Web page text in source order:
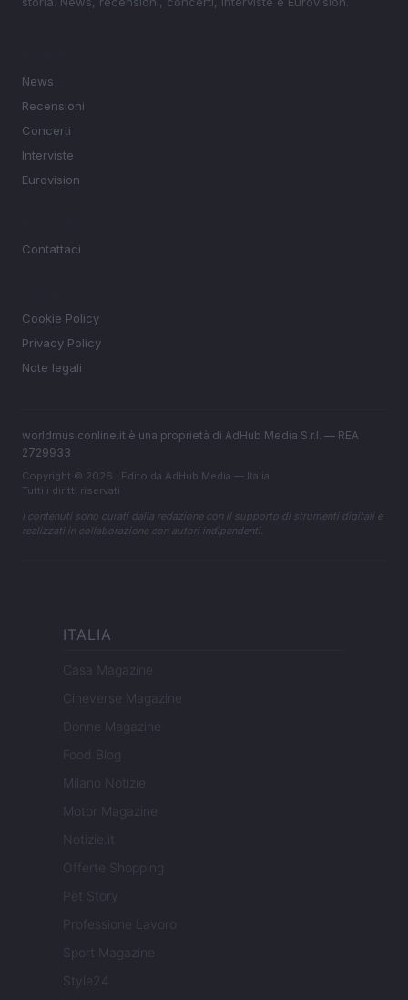
News
Recensioni
Concerti
Interviste
Eurovision
Contattaci
Cookie Policy
Privacy Policy
Note legali
worldmusiconline.it è una proprietà di AdHub Media S.r.l. — REA
2729933
Copyright © 2026 · Edito da AdHub Media — Italia
Tutti i diritti riservati
I contenuti sono curati dalla redazione con il supporto di strumenti digitali e
realizzati in collaborazione con autori indipendenti.
ITALIA
Casa Magazine
Cineverse Magazine
Donne Magazine
Food Blog
Milano Notizie
Motor Magazine
Notizie.it
Offerte Shopping
Pet Story
Professione Lavoro
Sport Magazine
Style24